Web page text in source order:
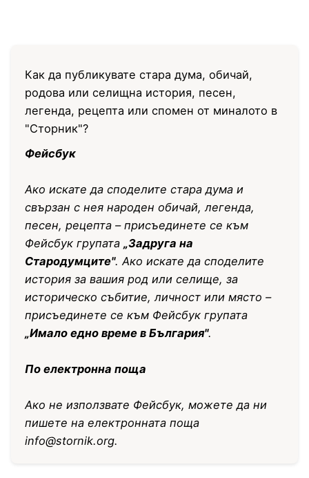
Как да публикувате стара дума, обичай,
родова или селищна история, песен,
легенда, рецепта или спомен от миналото в
"Сторник"?
Фейсбук
Ако искате да споделите стара дума и
свързан с нея народен обичай, легенда,
песен, рецепта – присъединете се към
Фейсбук групата „Задруга на
Стародумците". Ако искате да споделите
история за вашия род или селище, за
историческо събитие, личност или място –
присъединете се към Фейсбук групата
„Имало едно време в България".
По електронна поща
Ако не използвате Фейсбук, можете да ни
пишете на електронната поща
info@stornik.org.